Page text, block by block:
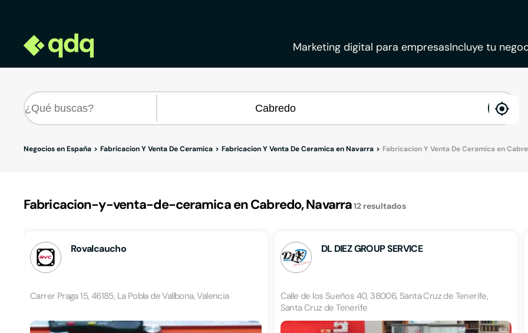
Marketing digital para empresasIncluye tu
Negocios en España Fabricacion Y Venta De Ceramica Fabricacion Y Venta De Ceramica en Navarra Fabricacion Y Venta De Ceramica en
Fabricacion-y-venta-de-ceramica en Cabredo, Navarra12 resultados
Rovalcaucho
Carrer Praga 15, 46185, La Pobla de Vallbona, Valencia
DL DIEZ GROUP SERVICE
Calle de los Sueños 40, 38006, Santa Cruz de Tenerife,
Santa Cruz de Tenerife